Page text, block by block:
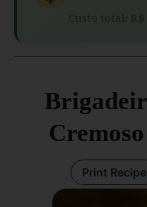
Custo total: R$
Print Recipe